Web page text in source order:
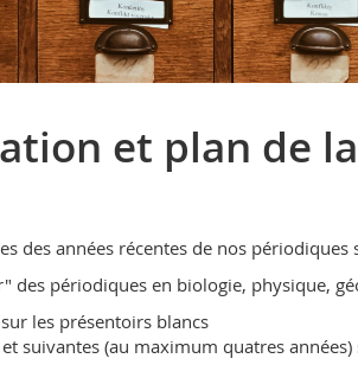
et plan de
des années récentes de nos périodiques
des périodiques en biologie, physique,
les présentoirs blancs
suivantes (au maximum quatres